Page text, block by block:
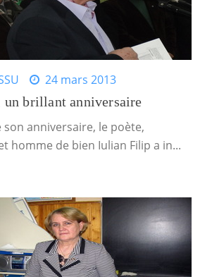
24 mars 2013
brillant anniversaire
son anniversaire, le poète,
homme de bien Iulian Filip a in...